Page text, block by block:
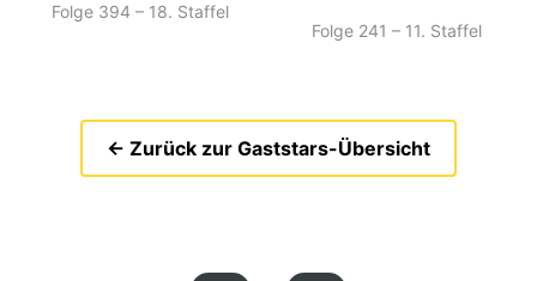
Folge 394 – 18. Staffel
Folge 241 – 11. Staffel
← Zurück zur Gaststars-Übersicht